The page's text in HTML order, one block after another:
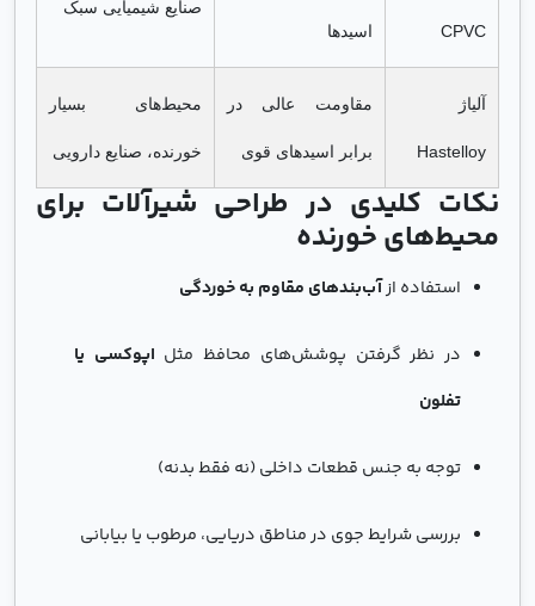
CPVC اسیدها
صنایع شیمیایی سبک
آلیاژ
Hastelloy
مقاومت عالی در
برابر اسیدهای قوی
محیط‌های بسیار
خورنده، صنایع دارویی
نکات کلیدی در طراحی شیرآلات برای
محیط‌های خورنده
استفاده ازآب‌بندهای مقاوم به خوردگی
در نظر گرفتن پوشش‌های محافظ مثل اپوکسی یا
تفلون
توجه به جنس قطعات داخلی (نه فقط بدنه)
بررسی شرایط جوی در مناطق دریایی، مرطوب یا بیابانی